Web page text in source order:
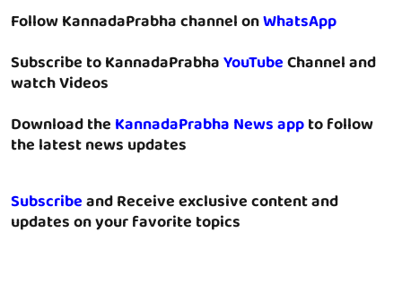
Follow KannadaPrabha channel onWhatsApp
Subscribe to KannadaPrabhaYouTubeChannel and
watch Videos
Download theKannadaPrabha News appto follow
the latest news updates
Subscribeand Receive exclusive content and
updates on your favorite topics